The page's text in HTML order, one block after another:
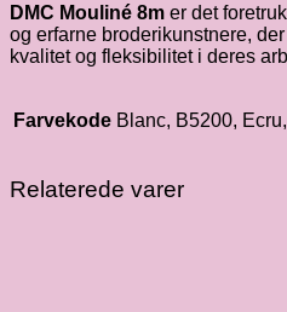
DMC Mouliné 8m er det
og erfarne broderikunstnere,
kvalitet og fleksibilitet i deres
Farvekode Blanc, B5200,
Relaterede varer